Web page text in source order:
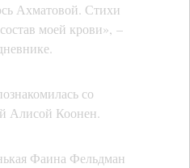
Ахматовой. Стихи
моей крови», –
со
Алисой Коонен.
Фаина Фельдман